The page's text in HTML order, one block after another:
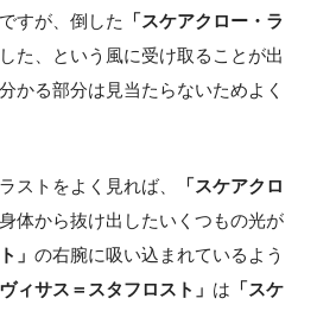
すが、倒した
「スケアクロー・ラ
た、という風に受け取ることが出
かる部分は見当たらないためよく
ストをよく見れば、
「スケアクロ
体から抜け出したいくつもの光が
」 の右腕に吸い込まれているよう
ヴィサス＝スタフロスト」 は 「スケ